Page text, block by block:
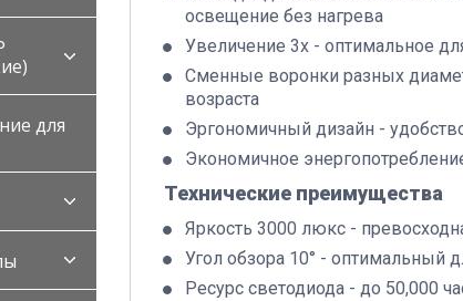
для
освещение без нагрева
Увеличение 3x - оптимальное
Сменные воронки разных
возраста
Эргономичный дизайн -
Экономичное
Технические преимущества
Яркость 3000 люкс -
Угол обзора 10° - оптимальный
Ресурс светодиода - до 50,000